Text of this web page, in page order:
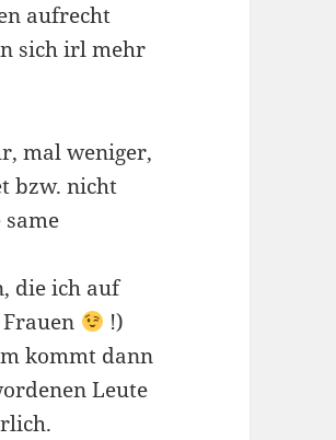
aufrecht
sich irl mehr
mal weniger,
bzw. nicht
die ich auf
!)
kommt dann
Leute